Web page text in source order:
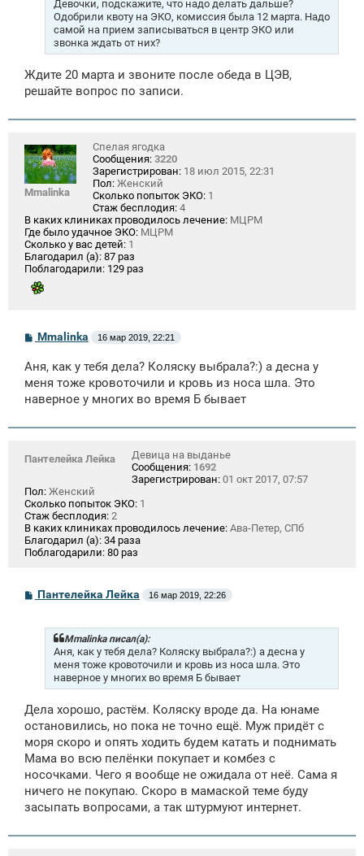
Девочки, подскажите, что надо делать дальше?
Одобрили квоту на ЭКО, комиссия была 12 марта. Надо
самой на прием записываться в центр ЭКО или
звонка ждать от них?
Ждите 20 марта и звоните после обеда в ЦЭВ,
решайте вопрос по записи.
Mmalinka
Спелая ягодка
Сообщения: 3220
Зарегистрирован: 18 июл 2015, 22:31
Пол: Женский
Сколько попыток ЭКО: 1
Стаж бесплодия: 4
В каких клиниках проводилось лечение: МЦРМ
Где было удачное ЭКО: МЦРМ
Сколько у вас детей: 1
Благодарил (а): 87 раз
Поблагодарили: 129 раз
С
о
б
щ
н
е
Mmalinka 16 мар 2019, 22:21
Аня, как у тебя дела? Коляску выбрала?:) а десна у
меня тоже кровоточили и кровь из носа шла. Это
наверное у многих во время Б бывает
Пантелейка Лейка
Девица на выданье
Сообщения: 1692
Зарегистрирован: 01 окт 2017, 07:57
Пол: Женский
Сколько попыток ЭКО: 1
Стаж бесплодия: 2
В каких клиниках проводилось лечение: Ава-Петер, СПб
Благодарил (а): 34 раза
Поблагодарили: 80 раз
С
о
Пантелейка Лейка 16 мар 2019, 22:26
Mmalinka писал(а):
Аня, как у тебя дела? Коляску выбрала?:) а десна у
меня тоже кровоточили и кровь из носа шла. Это
наверное у многих во время Б бывает
Дела хорошо, растём. Коляску вроде да. На юнаме
остановились, но пока не точно ещё. Муж придёт с
моря скоро и опять ходить будем катать и поднимать
Мама во всю пелёнки покупает и комбез с
носочками. Чего я вообще не ожидала от неё. Сама я
ничего не покупаю. Скоро в мамаской теме буду
засыпать вопросами, а так штурмуют интернет.